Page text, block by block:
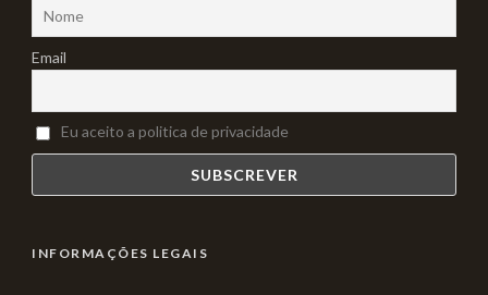
Email
Eu aceito a politica de privacidade
INFORMAÇÕES LEGAIS